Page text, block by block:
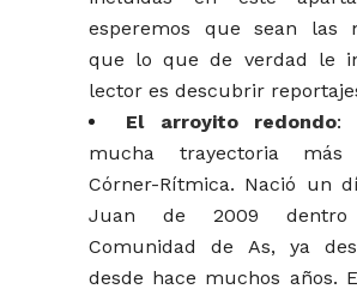
esperemos que sean las
que lo que de verdad le
lector es descubrir
El arroyito redondo:
mucha trayectoria
Córner-Rítmica. Nació un
Juan de 2009
Comunidad de As, ya
desde hace muchos años.